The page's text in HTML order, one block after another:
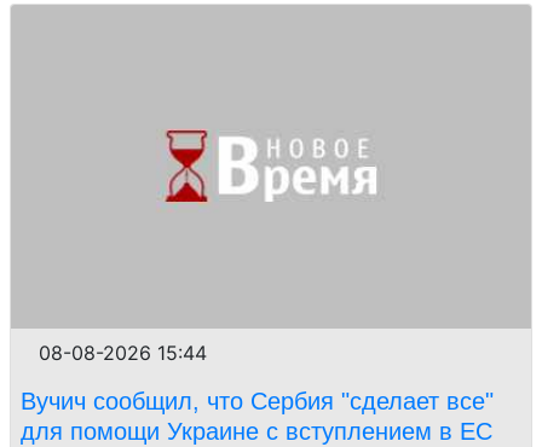
08-08-2026 15:44
Вучич сообщил, что Сербия "сделает все"
для помощи Украине с вступлением в ЕС